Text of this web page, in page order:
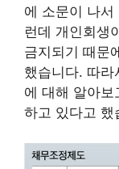
에 소문이 나서
런데 개인회생
금지되기 때문
했습니다. 따라
에 대해 알아
하고 있다고 했